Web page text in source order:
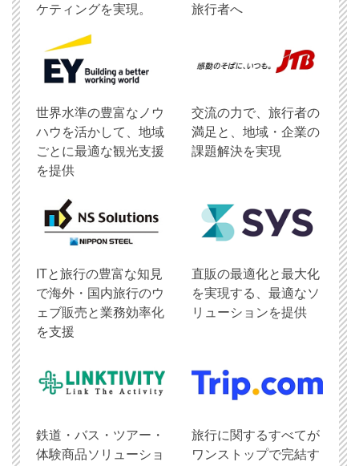
ケティングを実現。
旅行者へ
世界水準の豊富なノウ
ハウを活かして、地域
ごとに最適な観光支援
を提供
交流の力で、旅行者の
満足と、地域・企業の
課題解決を実現
ITと旅行の豊富な知見
で海外・国内旅行のウ
ェブ販売と業務効率化
を支援
直販の最適化と最大化
を実現する、最適なソ
リューションを提供
鉄道・バス・ツアー・
体験商品ソリューショ
旅行に関するすべてが
ワンストップで完結す